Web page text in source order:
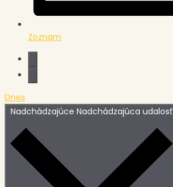
Zoznam
Dnes
Nadchádzajúce Nadchádzajúca udalosť